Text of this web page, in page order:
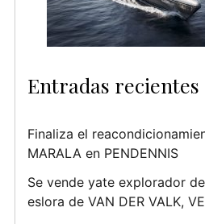
Entradas recientes
Finaliza el
MARALA en PENDENNIS
Se vende yate explorador
eslora de VAN DER VALK,